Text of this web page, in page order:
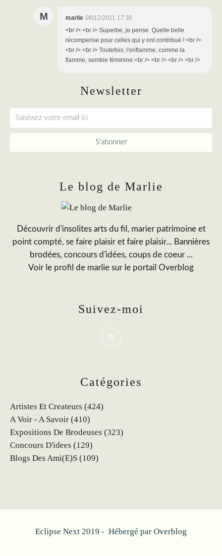
M marlie 06/12/2011 17:36
<br /> <br /> Superbe, je pense. Quelle belle
récompense pour celles qui y ont contribué ! <br />
<br /> <br /> Toutefois, l'oriflamme, comme la
flamme, semble féminine.<br /> <br /> <br /> <br />
Newsletter
Catégories
Artistes Et Createurs (424)
A Voir - A Savoir (410)
Expositions De Brodeuses (323)
Concours D'idees (129)
Blogs Des Ami(e)s (109)
Le blog de Marlie
Découvrir d'insolites arts du fil, marier patrimoine et
point compté, se faire plaisir et faire plaisir... Bannières
brodées, concours d'idées, coups de coeur ...
Voir le profil de marlie sur le portail Overblog
Suivez-moi
Eclipse Next 2019 - Hébergé par Overblog